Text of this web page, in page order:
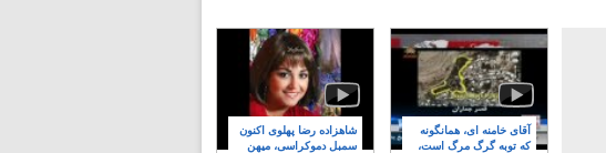
شاهزاده رضا پهلوی اکنون
سمبل دموکراسی، میهن
آقای خامنه ای، همانگونه
که توبه گرگ مرگ است،